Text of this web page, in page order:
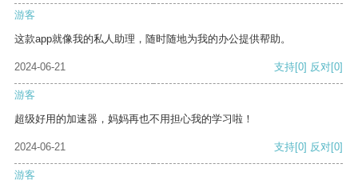
游客
这款app就像我的私人助理，随时随地为我的办公提供帮助。
2024-06-21 支持[0] 反对[0]
游客
超级好用的加速器，妈妈再也不用担心我的学习啦！
2024-06-21 支持[0] 反对[0]
游客